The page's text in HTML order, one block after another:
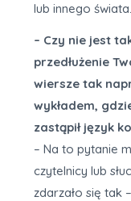
lub innego
– Czy nie jest
przedłużenie
wiersze tak
wykładem,
zastąpił język
– Na to pytanie
czytelnicy lub
zdarzało się tak